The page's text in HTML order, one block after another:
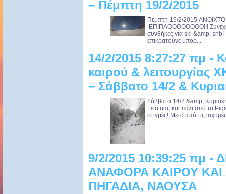
– Πέμπτη 19/2/2015
Πέμπτη 19/2/2015
ΕΠΙΠΛΟΟΟΟΟΟΟΟ!!!
συνθήκες για ski &amp; snb!
επικρατούνε μπορ...
14/2/2015 8:27:27 πμ -
καιρού &
– Σάββατο 14/2 &
Σάββατο 14/2 &amp;
Γεια σας και πάλι από το
στιγμές! Μετά από τις
9/2/2015 10:39:25 πμ -
ΑΝΑΦΟΡΑ ΚΑΙΡΟΥ ΚΑΙ
ΠΗΓΑΔΙΑ, ΝΑΟΥΣΑ